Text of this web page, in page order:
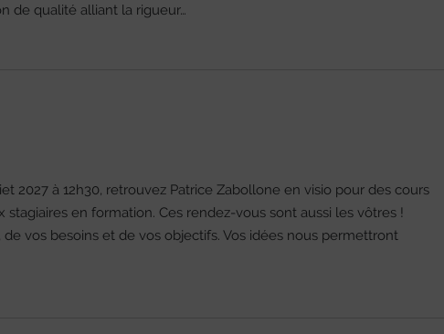
de qualité alliant la rigueur…
2027 à 12h30, retrouvez Patrice Zabollone en visio pour des cours
en formation. Ces rendez-vous sont aussi les vôtres !
de vos besoins et de vos objectifs. Vos idées nous permettront